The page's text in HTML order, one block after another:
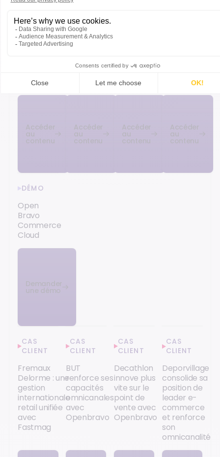
PODCAST
Technologies
et retail :
rencontre
Accéder
au
contenu
PODCAST
L'IA dans
les
logiciels :
révolution
Accéder
au
contenu
Decathlon
Accéder
au
contenu
Accéder
au
contenu
DÉMO
Open
Bravo
Commerce
Cloud
Demander
une démo
CAS
CLIENT
Fremaux
Delorme : une
gestion
internationale
retail unifiée
avec
Fastmag
CAS
CLIENT
BUT
renforce ses
capacités
omnicanales
avec
Openbravo
CAS
CLIENT
Decathlon
innove plus
vite sur le
point de
vente avec
Openbravo
CAS
CLIENT
Deporvillage
consolide sa
position de
leader e-
commerce
et renforce
son
omnicanalité